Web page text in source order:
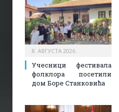
8. АВГУСТА 2026.
Учесници фестивала
фолклора посетили
дом Боре Станковића